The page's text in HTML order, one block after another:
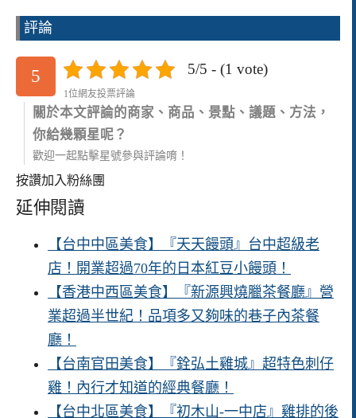
評論
5 5/5 - (1 vote)
1位網友投票評論
關於本文評論的商家、商品、景點、議題、方法，
你給幾顆星呢？
歡迎一起點擊星號參與評論唷！
按讚加入粉絲團
延伸閱讀
【台中中區美食】『天天饅頭』台中超級老
店！開業超過70年的日本紅豆小饅頭！
【香港中西區美食】『新源興燒臘茶餐廳』營
業超過半世紀！品項多又夠味的巷子內茶餐
廳！
【台南官田美食】『銓弘土雞城』超特色刺仔
雞！內行才知道的經典餐廳！
【台中北區美食】『初木山-一中店』雞排的後